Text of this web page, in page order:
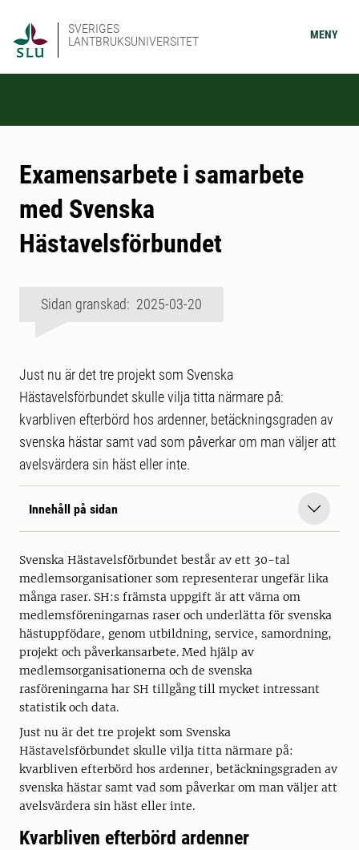
SVERIGES
LANTBRUKSUNIVERSITET
MENY
Examensarbete i samarbete
med Svenska
Hästavelsförbundet
Sidan granskad: 2025-03-20
Just nu är det tre projekt som Svenska
Hästavelsförbundet skulle vilja titta närmare på:
kvarbliven efterbörd hos ardenner, betäckningsgraden av
svenska hästar samt vad som påverkar om man väljer att
avelsvärdera sin häst eller inte.
Innehåll på sidan
Svenska Hästavelsförbundet består av ett 30-tal
medlemsorganisationer som representerar ungefär lika
många raser. SH:s främsta uppgift är att värna om
medlemsföreningarnas raser och underlätta för svenska
hästuppfödare, genom utbildning, service, samordning,
projekt och påverkansarbete. Med hjälp av
medlemsorganisationerna och de svenska
rasföreningarna har SH tillgång till mycket intressant
statistik och data.
Just nu är det tre projekt som Svenska
Hästavelsförbundet skulle vilja titta närmare på:
kvarbliven efterbörd hos ardenner, betäckningsgraden av
svenska hästar samt vad som påverkar om man väljer att
avelsvärdera sin häst eller inte.
Kvarbliven efterbörd ardenner